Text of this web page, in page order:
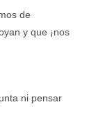
de
y que ¡nos
ni pensar